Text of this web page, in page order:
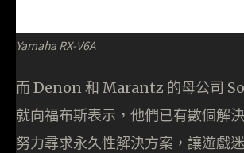
Yamaha RX-V6A
而 Denon 和 Marantz 的母公司
就向福布斯表示，他們已有數個解
努力尋求永久性解決方案，讓遊戲